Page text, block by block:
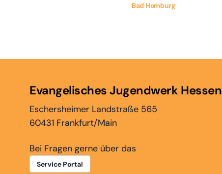
Bad Homburg
Evangelisches Jugendwerk Hessen
Eschersheimer Landstraße 565
60431 Frankfurt/Main
Bei Fragen gerne über das
Service Portal